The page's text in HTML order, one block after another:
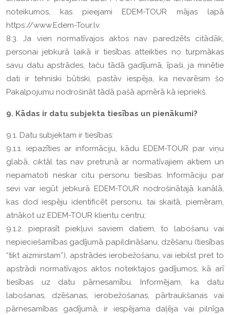
noteikumos, kas pieejami EDEM-TOUR mājas lapā
https://www.Edem-Tour.lv.
8.3. Ja vien normatīvajos aktos nav paredzēts citādāk,
personai jebkurā laikā ir tiesības atteikties no turpmākas
savu datu apstrādes, taču tādā gadījumā, īpaši, ja minētie
dati ir tehniski būtiski, pastāv iespēja, ka nevarēsim šo
Pakalpojumu nodrošināt tādā pašā apmērā kā iepriekš.
9. Kādas ir datu subjekta tiesības un pienākumi?
9.1. Datu subjektam ir tiesības:
9.1.1. iepazīties ar informāciju, kādu EDEM-TOUR par viņu
glabā, ciktāl tas nav pretrunā ar normatīvajiem aktiem un
nepamatoti neskar citu personu tiesības. Informāciju par
sevi var iegūt jebkurā EDEM-TOUR nodrošinātajā kanālā,
kas dod iespēju identificēt personu, tai skaitā, piemēram,
atnākot uz EDEM-TOUR klientu centru;
9.1.2. pieprasīt piekļuvi saviem datiem, to labošanu vai
nepieciešamības gadījumā papildināšanu, dzēšanu (tiesības
“tikt aizmirstam”), apstrādes ierobežošanu, vai iebilst pret to
apstrādi normatīvajos aktos noteiktajos gadījumos, kā arī
tiesības uz datu pārnesamību. Informējam, ka datu
labošanas, dzēšanas, ierobežošanas, pārtraukšanas vai
pārnesamības gadījumā, ir iespējama daļēja vai pilnīga